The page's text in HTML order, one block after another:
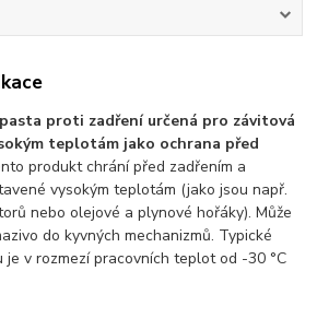
proti zadření určená pro závitová
teplotám jako ochrana před
produkt chrání před zadřením a
vysokým teplotám (jako jsou např.
nebo olejové a plynové hořáky). Může
do kyvných mechanizmů. Typické
v rozmezí pracovních teplot od -30 °C